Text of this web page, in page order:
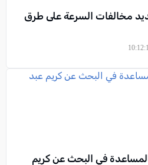
س: تشديد مخالفات السرعة على طرق
في البحث عن كريم